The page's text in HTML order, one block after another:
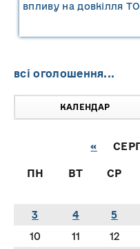
впливу на довкілля
всі оголошення...
КАЛЕНДАР
«
ПН ВТ СР
3
4 5
10
11 12